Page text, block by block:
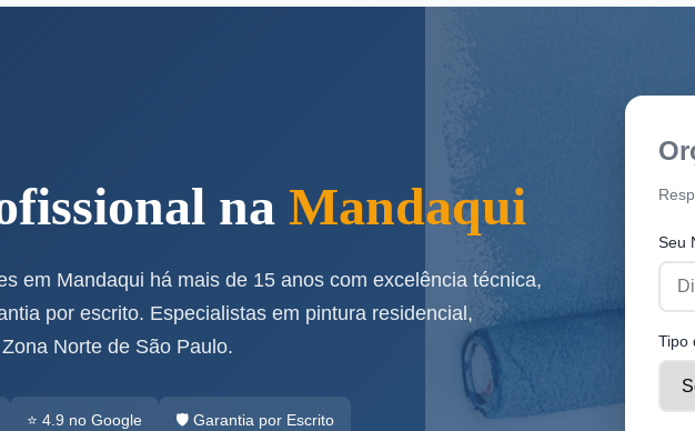
na Mandaqui
em Mandaqui há mais de 15 anos com excelência técnica,
por escrito. Especialistas em pintura residencial,
Norte de São Paulo.
⭐ 4.9 no Google 🛡️ Garantia por Escrito
Seu
Tipo